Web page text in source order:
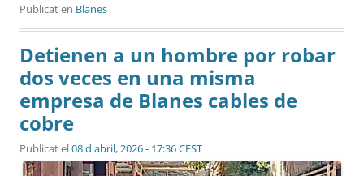
Publicat en Blanes
Detienen a un hombre por robar
dos veces en una misma
empresa de Blanes cables de
cobre
Publicat el08 d'abril, 2026 - 17:36 CEST